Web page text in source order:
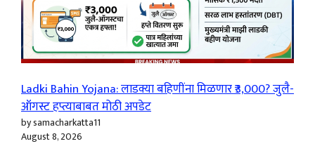
Ladki Bahin Yojana: लाडक्या बहिणींना मिळणार ₹3,000? जुलै-
ऑगस्ट हप्त्याबाबत मोठी अपडेट
by samacharkatta11
August 8, 2026